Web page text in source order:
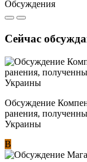
Обсуждения
Сейчас
Обсуждение
ранения,
Украины
В